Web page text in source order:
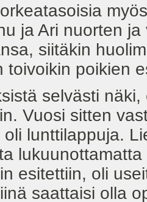
ja Ari nuorten
siitäkin
toivoikin poikien
selvästi
Vuosi sitten
lunttilappuja.
esitettiin, oli
saattaisi olla